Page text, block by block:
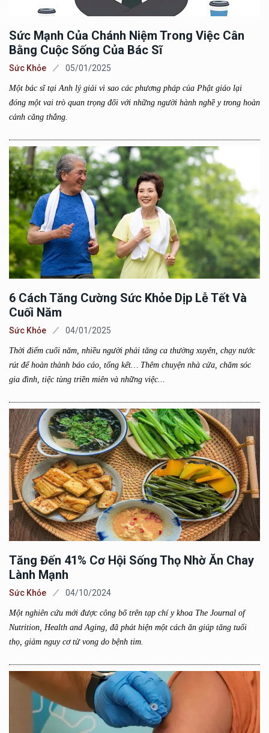
Sức Mạnh Của Chánh Niệm Trong Việc Cân
Bằng Cuộc Sống Của Bác Sĩ
Sức Khỏe 05/01/2025
Một bác sĩ tại Anh lý giải vì sao các phương pháp của Phật giáo lại
đóng một vai trò quan trọng đối với những người hành nghề y trong hoàn
cảnh căng thẳng.
6 Cách Tăng Cường Sức Khỏe Dịp Lễ Tết Và
Cuối Năm
Sức Khỏe 04/01/2025
Thời điểm cuối năm, nhiều người phải tăng ca thường xuyên, chạy nước
rút để hoàn thành báo cáo, tổng kết… Thêm chuyện nhà cửa, chăm sóc
gia đình, tiệc tùng triền miên và những việc...
Tăng Đến 41% Cơ Hội Sống Thọ Nhờ Ăn Chay
Lành Mạnh
Sức Khỏe 04/10/2024
Một nghiên cứu mới được công bố trên tạp chí y khoa The Journal of
Nutrition, Health and Aging, đã phát hiện một cách ăn giúp tăng tuổi
thọ, giảm nguy cơ tử vong do bệnh tim.